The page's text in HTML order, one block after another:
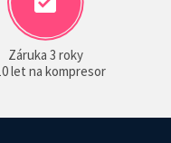
Záruka 3 roky
let na kompresor